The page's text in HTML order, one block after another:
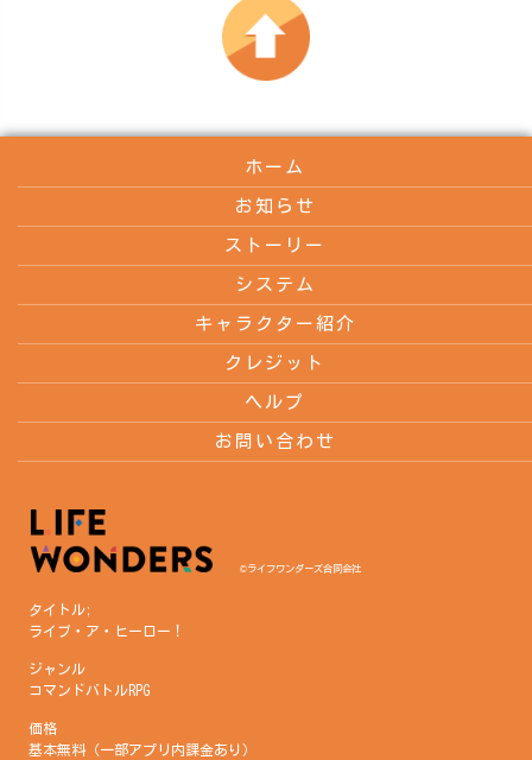
ホーム
お知らせ
ストーリー
システム
キャラクター紹介
クレジット
ヘルプ
お問い合わせ
©ライフワンダーズ合同会社
タイトル;
ライブ・ア・ヒーロー！
ジャンル
コマンドバトルRPG
価格
基本無料（一部アプリ内課金あり）